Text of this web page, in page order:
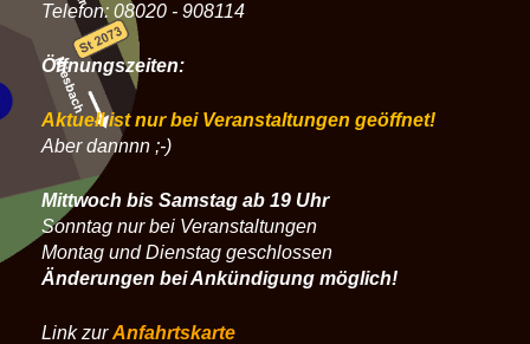
Telefon: 08020 - 908114
Öffnungszeiten:
Aktuell ist nur bei Veranstaltungen geöffnet!
Aber dannnn ;-)
Mittwoch bis Samstag ab 19 Uhr
Sonntag nur bei Veranstaltungen
Montag und Dienstag geschlossen
Änderungen bei Ankündigung möglich!
Link zurAnfahrtskarte